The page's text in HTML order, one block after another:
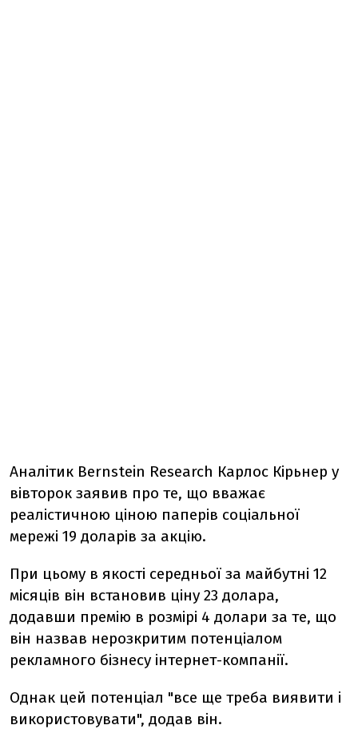
Аналітик Bernstein Research Карлос Кірьнер у
вівторок заявив про те, що вважає
реалістичною ціною паперів соціальної
мережі 19 доларів за акцію.
При цьому в якості середньої за майбутні 12
місяців він встановив ціну 23 долара,
додавши премію в розмірі 4 долари за те, що
він назвав нерозкритим потенціалом
рекламного бізнесу інтернет-компанії.
Однак цей потенціал "все ще треба виявити і
використовувати", додав він.